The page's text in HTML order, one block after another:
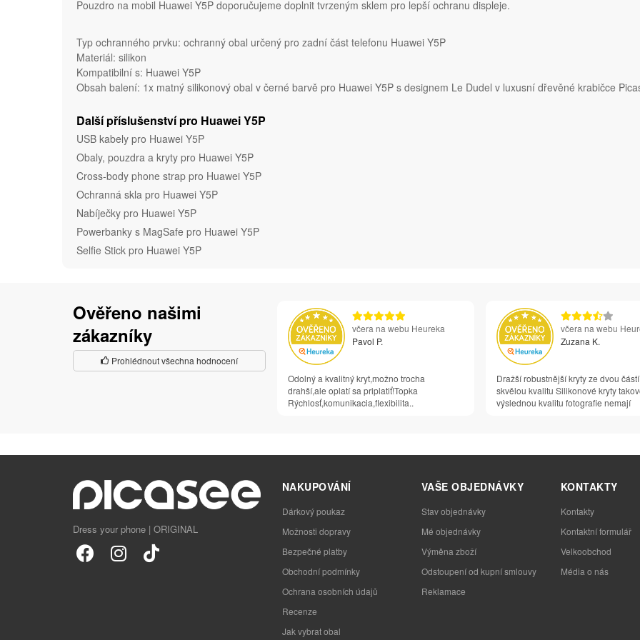
Pouzdro na mobil Huawei Y5P doporučujeme doplnit tvrzeným sklem pro lepší ochranu displeje.
Typ ochranného prvku: ochranný obal určený pro zadní část telefonu Huawei Y5P
Materiál: silikon
Kompatibilní s: Huawei Y5P
Obsah balení: 1x matný silikonový obal v černé barvě pro Huawei Y5P s designem Le Dudel v luxusní dřevěné krabičce
Další příslušenství pro Huawei Y5P
USB kabely pro Huawei Y5P
Obaly, pouzdra a kryty pro Huawei Y5P
Cross-body phone strap pro Huawei Y5P
Ochranná skla pro Huawei Y5P
Nabíječky pro Huawei Y5P
Powerbanky s MagSafe pro Huawei Y5P
Selfie Stick pro Huawei Y5P
Ověřeno našimi
zákazníky
Prohlédnout všechna hodnocení
včera na webu Heureka
Pavol P.
Odolný a kvalitný kryt,možno trocha
drahší,ale oplatí sa priplatiť!Topka
Rýchlosť,komunikacia,flexibilita..
včera na webu
Zuzana K.
Dražší robustnější kryty ze dvou
skvělou kvalitu Silikonové kryty
výslednou kvalitu fotografie nemají
Dress your phone | ORIGINAL
NAKUPOVÁNÍ
Dárkový poukaz
Možnosti dopravy
Bezpečné platby
Obchodní podmínky
Ochrana osobních údajů
Recenze
Jak vybrat obal
VAŠE OBJEDNÁVKY
Stav objednávky
Mé objednávky
Výměna zboží
Odstoupení od kupní smlouvy
Reklamace
KONTAKTY
Kontakty
Kontaktní formulář
Velkoobchod
Média o nás